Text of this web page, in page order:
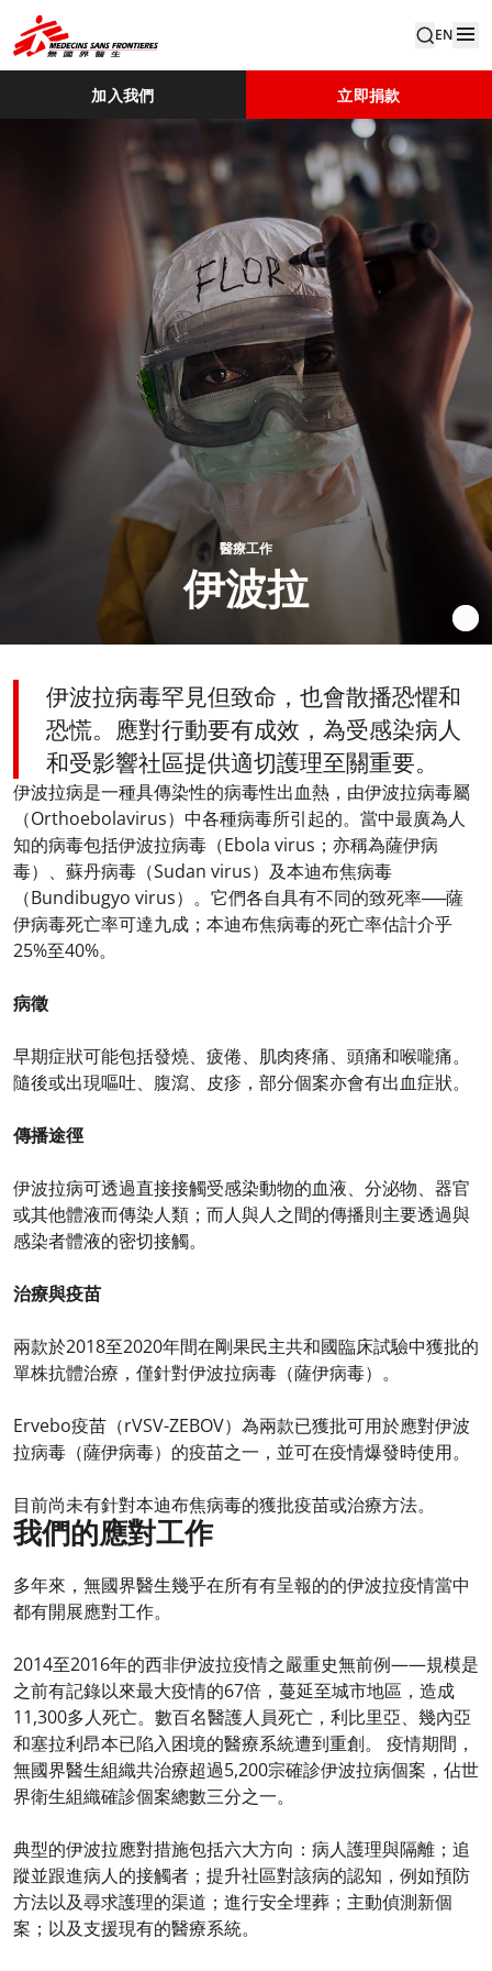
EN
加入我們 立即捐款
醫療工作
伊波拉
伊波拉病毒罕見但致命，也會散播恐懼和
恐慌。應對行動要有成效，為受感染病人
和受影響社區提供適切護理至關重要。
伊波拉病是一種具傳染性的病毒性出血熱，由伊波拉病毒屬
（Orthoebolavirus）中各種病毒所引起的。當中最廣為人
知的病毒包括伊波拉病毒（Ebola virus；亦稱為薩伊病
毒）、蘇丹病毒（Sudan virus）及本迪布焦病毒
（Bundibugyo virus）。它們各自具有不同的致死率──薩
伊病毒死亡率可達九成；本迪布焦病毒的死亡率估計介乎
25%至40%。
病徵
早期症狀可能包括發燒、疲倦、肌肉疼痛、頭痛和喉嚨痛。
隨後或出現嘔吐、腹瀉、皮疹，部分個案亦會有出血症狀。
傳播途徑
伊波拉病可透過直接接觸受感染動物的血液、分泌物、器官
或其他體液而傳染人類；而人與人之間的傳播則主要透過與
感染者體液的密切接觸。
治療與疫苗
兩款於2018至2020年間在剛果民主共和國臨床試驗中獲批的
單株抗體治療，僅針對伊波拉病毒（薩伊病毒）。
Ervebo疫苗（rVSV-ZEBOV）為兩款已獲批可用於應對伊波
拉病毒（薩伊病毒）的疫苗之一，並可在疫情爆發時使用。
目前尚未有針對本迪布焦病毒的獲批疫苗或治療方法。
我們的應對工作
多年來，無國界醫生幾乎在所有有呈報的的伊波拉疫情當中
都有開展應對工作。
2014至2016年的西非伊波拉疫情之嚴重史無前例——規模是
之前有記錄以來最大疫情的67倍，蔓延至城市地區，造成
11,300多人死亡。數百名醫護人員死亡，利比里亞、幾內亞
和塞拉利昂本已陷入困境的醫療系統遭到重創。 疫情期間，
無國界醫生組織共治療超過5,200宗確診伊波拉病個案，佔世
界衛生組織確診個案總數三分之一。
典型的伊波拉應對措施包括六大方向：病人護理與隔離；追
蹤並跟進病人的接觸者；提升社區對該病的認知，例如預防
方法以及尋求護理的渠道；進行安全埋葬；主動偵測新個
案；以及支援現有的醫療系統。